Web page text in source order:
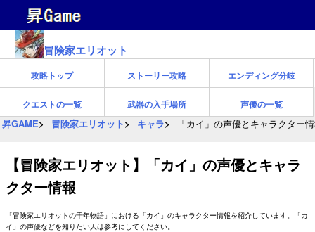
冒険家エリオット
攻略トップ ストーリー攻略 エンディング分岐
クエストの一覧 武器の入手場所 声優の一覧
昇GAME 冒険家エリオット キャラ 「カイ」の声優とキャラクター
【冒険家エリオット】「カイ」の声優とキャラ
クター情報
「冒険家エリオットの千年物語」における「カイ」のキャラクター情報を紹介しています。「カ
イ」の声優などを知りたい人は参考にしてください。